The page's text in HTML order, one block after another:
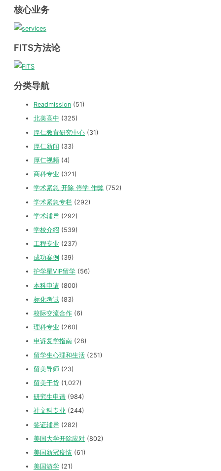
核心业务
FITS方法论
分类导航
Readmission (51)
北美高中 (325)
厚仁教育研究中心 (31)
厚仁新闻 (33)
厚仁视频 (4)
商科专业 (321)
学术紧急 开除 停学 作弊 (752)
学术紧急专栏 (292)
学术辅导 (292)
学校介绍 (539)
工程专业 (237)
成功案例 (39)
护学星VIP留学 (56)
本科申请 (800)
标化考试 (83)
校际交流合作 (6)
理科专业 (260)
申诉复学指南 (28)
留学生心理和生活 (251)
留美导师 (23)
留美干货 (1,027)
研究生申请 (984)
社文科专业 (244)
签证辅导 (282)
美国大学开除应对 (802)
美国新冠疫情 (61)
美国游学 (21)